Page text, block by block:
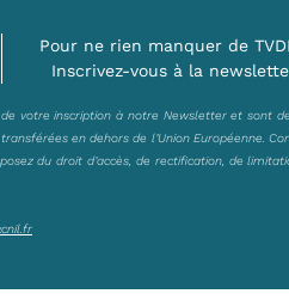
Pour ne rien manquer de
Inscrivez-vous à la
votre inscription à notre Newsletter et sont
en dehors de l’Union
du droit d’accès, de rectification, de